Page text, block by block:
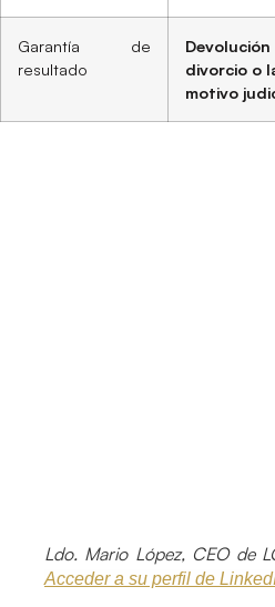
Garantía de
resultado
divorcio o
motivo
Ldo. Mario López, CEO de
Acceder a su perfil de